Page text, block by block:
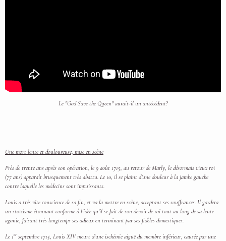
Le "God Save the Queen" aurait-il un antécédent?
Une mort lente et douloureuse, mise en scène
Près de trente ans après son opération, le 9 août 1715, au retour de Marly, le désormais vieux roi
(77 ans) apparaît brusquement très abattu. Le 10, il se plaint d’une douleur à la jambe gauche
contre laquelle les médecins sont impuissants.
Louis a très vite conscience de sa fin, et va la mettre en scène, acceptant ses souffrances. Il gardera
un stoïcisme étonnant conforme à l'idée qu'il se fait de son devoir de roi tout au long de sa lente
agonie, faisant très longtemps ses adieux en terminant par ses fidèles domestiques.
Le 1er septembre 1715, Louis XIV meurt d'une ischémie aiguë du membre inférieur, causée par une